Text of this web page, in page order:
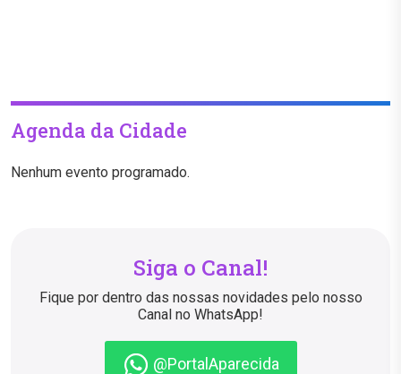
Agenda da Cidade
Nenhum evento programado.
Siga o Canal!
Fique por dentro das nossas novidades pelo nosso
Canal no WhatsApp!
@PortalAparecida